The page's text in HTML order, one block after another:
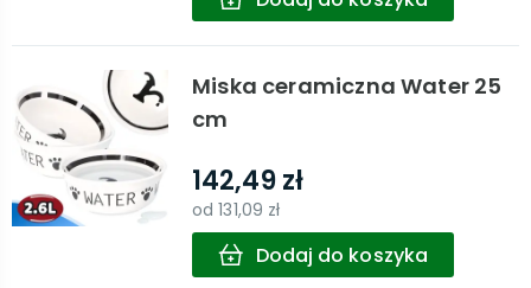
Miska ceramiczna Water 25
cm
142,49 zł
od131,09 zł
Dodaj do koszyka